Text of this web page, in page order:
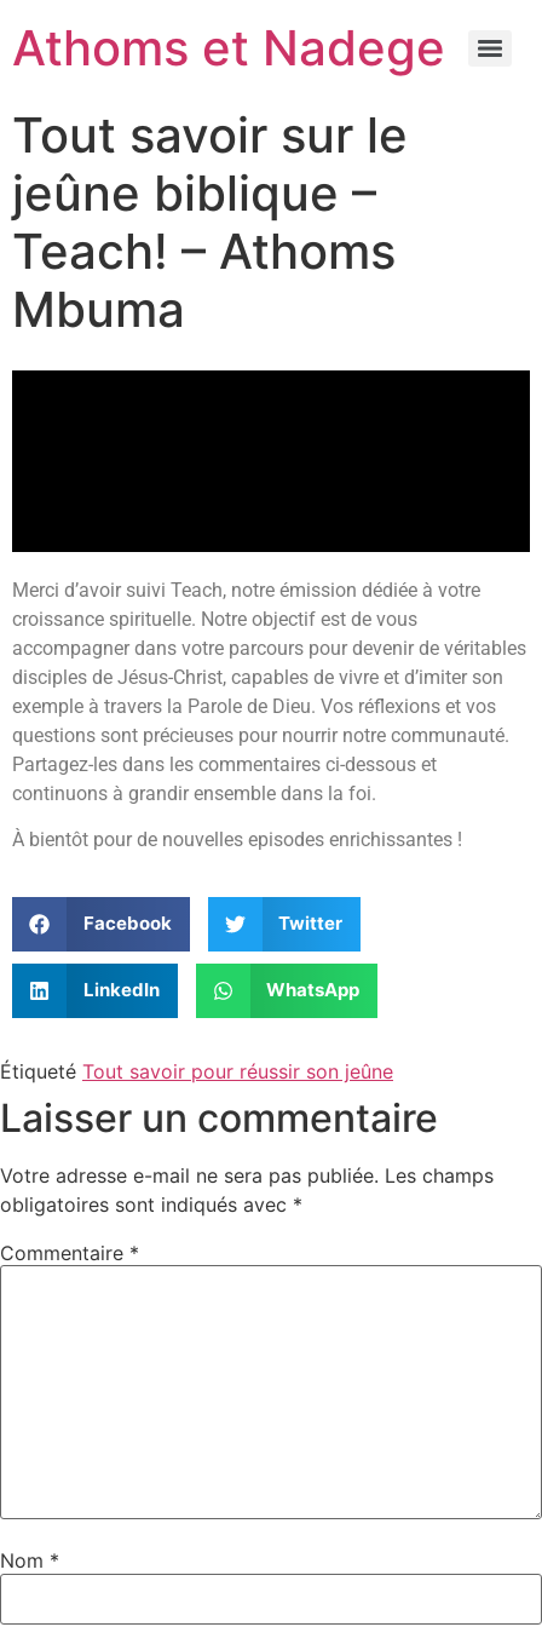
Athoms et Nadege
Tout savoir sur le
jeûne biblique –
Teach! – Athoms
Mbuma
Merci d’avoir suivi Teach, notre émission dédiée à votre
croissance spirituelle. Notre objectif est de vous
accompagner dans votre parcours pour devenir de véritables
disciples de Jésus-Christ, capables de vivre et d’imiter son
exemple à travers la Parole de Dieu. Vos réflexions et vos
questions sont précieuses pour nourrir notre communauté.
Partagez-les dans les commentaires ci-dessous et
continuons à grandir ensemble dans la foi.
À bientôt pour de nouvelles episodes enrichissantes !
Facebook Twitter
LinkedIn WhatsApp
Étiqueté Tout savoir pour réussir son jeûne
Laisser un commentaire
Votre adresse e-mail ne sera pas publiée. Les champs
obligatoires sont indiqués avec *
Commentaire *
Nom *